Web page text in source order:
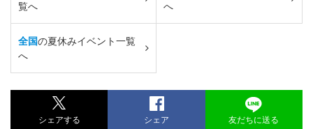
覧へ へ
全国の夏休みイベント一覧
へ
シェアする シェア 友だちに送る